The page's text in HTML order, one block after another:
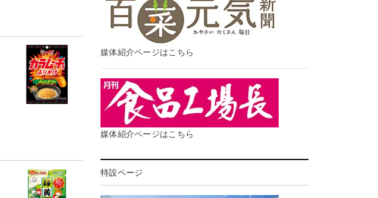
媒体紹介ページはこちら
媒体紹介ページはこちら
特設ページ